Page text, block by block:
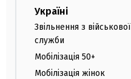
Україні
Звільнення з військової
служби
Мобілізація 50+
Мобілізація жінок